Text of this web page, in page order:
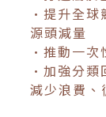
•提升全球
源頭減量
•推動一次
•加強分類
減少浪費、